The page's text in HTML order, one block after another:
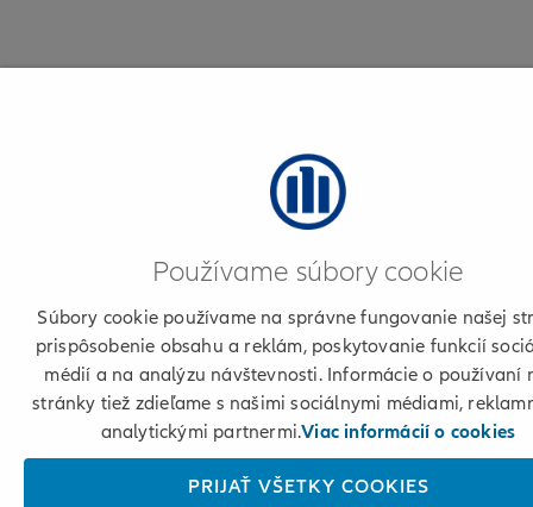
Používame súbory cookie
Súbory cookie používame na správne fungovanie našej
prispôsobenie obsahu a reklám, poskytovanie funkcií
médií a na analýzu návštevnosti. Informácie o používaní
stránky tiež zdieľame s našimi sociálnymi médiami,
analytickými partnermi.Viac informácií o cookies
PRIJAŤ VŠETKY COOKIES